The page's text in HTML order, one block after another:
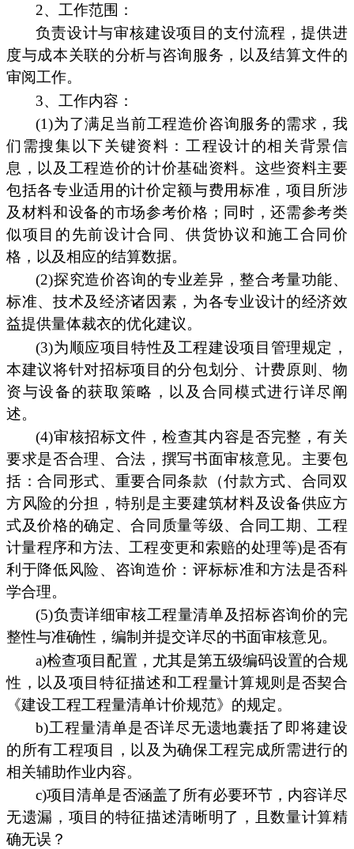
2、工作范围：
负责设计与审核建设项目的支付流程，提供进
度与成本关联的分析与咨询服务，以及结算文件的
审阅工作。
3、工作内容：
(1)为了满足当前工程造价咨询服务的需求，我
们需搜集以下关键资料：工程设计的相关背景信
息，以及工程造价的计价基础资料。这些资料主要
包括各专业适用的计价定额与费用标准，项目所涉
及材料和设备的市场参考价格；同时，还需参考类
似项目的先前设计合同、供货协议和施工合同价
格，以及相应的结算数据。
(2)探究造价咨询的专业差异，整合考量功能、
标准、技术及经济诸因素，为各专业设计的经济效
益提供量体裁衣的优化建议。
(3)为顺应项目特性及工程建设项目管理规定，
本建议将针对招标项目的分包划分、计费原则、物
资与设备的获取策略，以及合同模式进行详尽阐
述。
(4)审核招标文件，检查其内容是否完整，有关
要求是否合理、合法，撰写书面审核意见。主要包
括：合同形式、重要合同条款（付款方式、合同双
方风险的分担，特别是主要建筑材料及设备供应方
式及价格的确定、合同质量等级、合同工期、工程
计量程序和方法、工程变更和索赔的处理等)是否有
利于降低风险、咨询造价：评标标准和方法是否科
学合理。
(5)负责详细审核工程量清单及招标咨询价的完
整性与准确性，编制并提交详尽的书面审核意见。
a)检查项目配置，尤其是第五级编码设置的合规
性，以及项目特征描述和工程量计算规则是否契合
《建设工程工程量清单计价规范》的规定。
b)工程量清单是否详尽无遗地囊括了即将建设
的所有工程项目，以及为确保工程完成所需进行的
相关辅助作业内容。
c)项目清单是否涵盖了所有必要环节，内容详尽
无遗漏，项目的特征描述清晰明了，且数量计算精
确无误？